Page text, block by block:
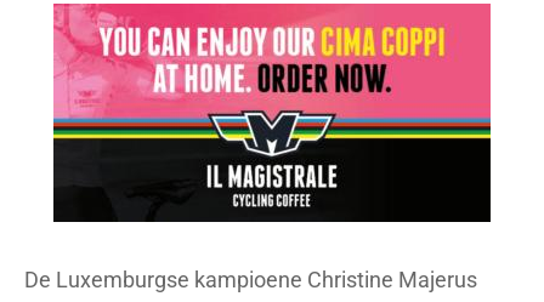
De Luxemburgse kampioene Christine Majerus